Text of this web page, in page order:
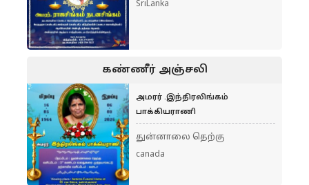
SriLanka
கண்ணீர் அஞ்சலி
அமரர் .இந்திரலிங்கம்
பாக்கியராணி
துன்னாலை தெற்கு
canada